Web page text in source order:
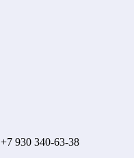
+7 930 340-63-38